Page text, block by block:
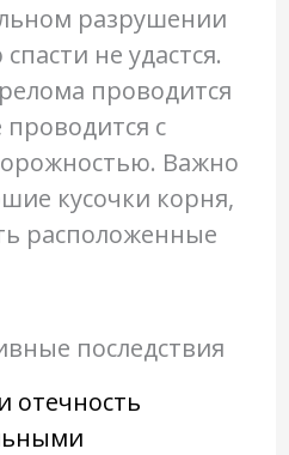
разрушении
не удастся.
проводится
с
Важно
кусочки корня,
расположенные
последствия
отечность